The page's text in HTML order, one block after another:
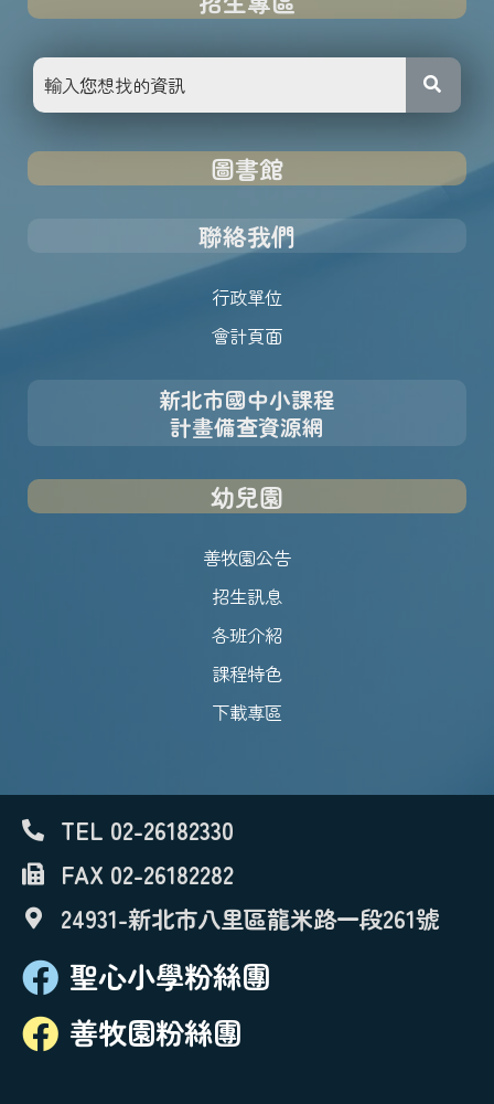
圖書館
聯絡我們
行政單位
會計頁面
新北市國中小課程
計畫備查資源網
幼兒園
善牧園公告
招生訊息
各班介紹
課程特色
下載專區
TEL 02-26182330
FAX 02-26182282
24931-新北市八里區龍米路一段261號
聖心小學粉絲團
善牧園粉絲團